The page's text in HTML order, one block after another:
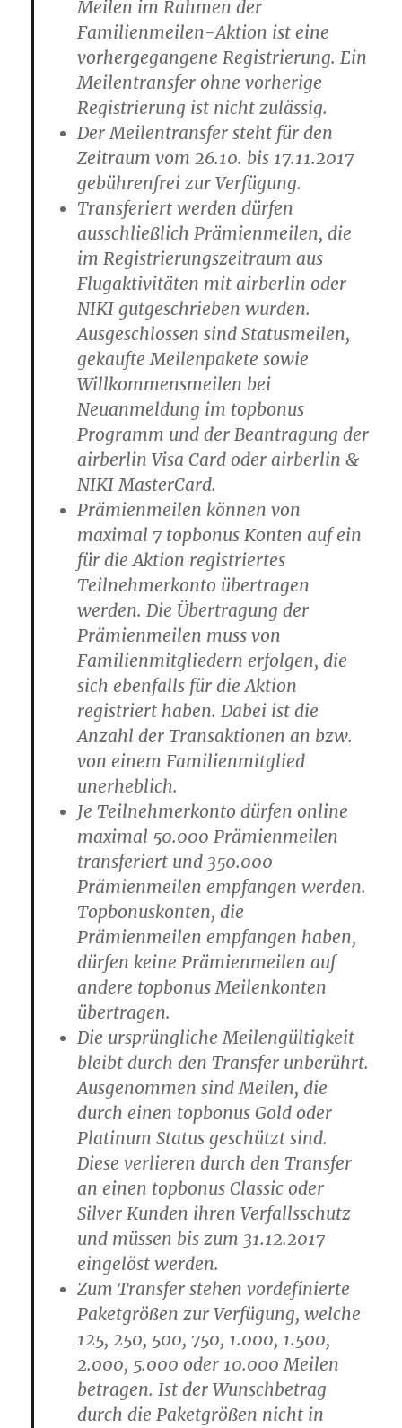
Meilen im Rahmen der
Familienmeilen-Aktion ist eine
vorhergegangene Registrierung. Ein
Meilentransfer ohne vorherige
Registrierung ist nicht zulässig.
Der Meilentransfer steht für den
Zeitraum vom 26.10. bis 17.11.2017
gebührenfrei zur Verfügung.
Transferiert werden dürfen
ausschließlich Prämienmeilen, die
im Registrierungszeitraum aus
Flugaktivitäten mit airberlin oder
NIKI gutgeschrieben wurden.
Ausgeschlossen sind Statusmeilen,
gekaufte Meilenpakete sowie
Willkommensmeilen bei
Neuanmeldung im topbonus
Programm und der Beantragung der
airberlin Visa Card oder airberlin &
NIKI MasterCard.
Prämienmeilen können von
maximal 7 topbonus Konten auf ein
für die Aktion registriertes
Teilnehmerkonto übertragen
werden. Die Übertragung der
Prämienmeilen muss von
Familienmitgliedern erfolgen, die
sich ebenfalls für die Aktion
registriert haben. Dabei ist die
Anzahl der Transaktionen an bzw.
von einem Familienmitglied
unerheblich.
Je Teilnehmerkonto dürfen online
maximal 50.000 Prämienmeilen
transferiert und 350.000
Prämienmeilen empfangen werden.
Topbonuskonten, die
Prämienmeilen empfangen haben,
dürfen keine Prämienmeilen auf
andere topbonus Meilenkonten
übertragen.
Die ursprüngliche Meilengültigkeit
bleibt durch den Transfer unberührt.
Ausgenommen sind Meilen, die
durch einen topbonus Gold oder
Platinum Status geschützt sind.
Diese verlieren durch den Transfer
an einen topbonus Classic oder
Silver Kunden ihren Verfallsschutz
und müssen bis zum 31.12.2017
eingelöst werden.
Zum Transfer stehen vordefinierte
Paketgrößen zur Verfügung, welche
125, 250, 500, 750, 1.000, 1.500,
2.000, 5.000 oder 10.000 Meilen
betragen. Ist der Wunschbetrag
durch die Paketgrößen nicht in